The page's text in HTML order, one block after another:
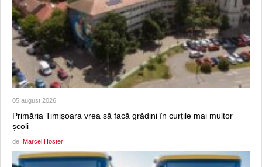
05 august 2026
Primăria Timișoara vrea să facă grădini în curțile mai multor
școli
de: Marcel Hoster